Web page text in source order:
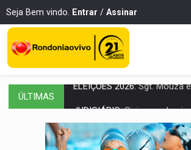
Seja Bem vindo. Entrar / Assinar
ÚLTIMAS Sinjur parabeniza
Publicação Legal:AVISO DE
BR-364:Polícia apreende mais de uma